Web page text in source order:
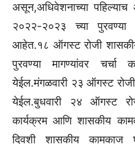
असून,अधिवेशनाच्या
२०२२-२०२३ च्या पुरवण्या
आहेत.१८ ऑगस्ट रोजी
पुरवण्या मागण्यांवर
येईल.मंगळवारी २३ ऑगस्ट रोजी
येईल.बुधवारी २४ ऑगस्ट
कार्यक्रम आणि शासकीय
दिवशी शासकीय कामकाज